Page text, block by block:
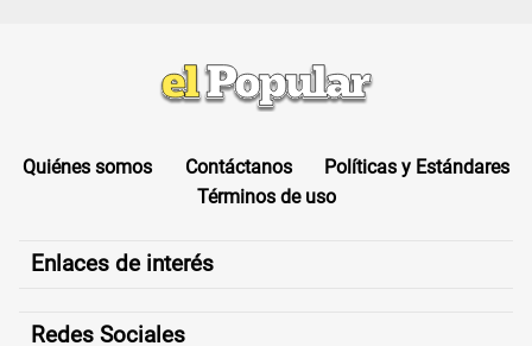
Quiénes somos Contáctanos
Políticas y Estándares
Términos de uso
Enlaces de interés
Redes Sociales